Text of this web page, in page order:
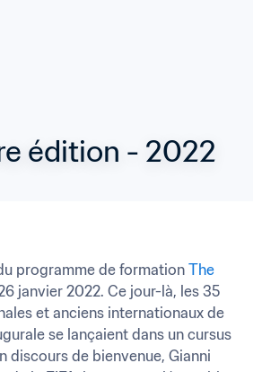
édition - 2022
programme de formation The
janvier 2022. Ce jour-là, les 35
et anciens internationaux de
se lançaient dans un cursus
discours de bienvenue, Gianni